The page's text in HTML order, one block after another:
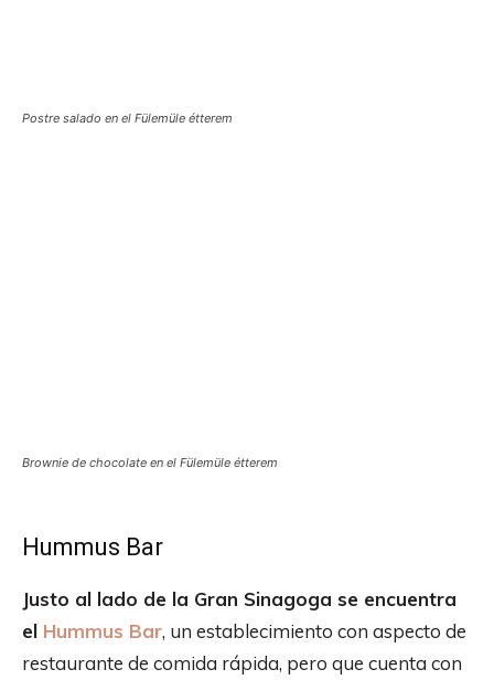
Postre salado en el Fülemüle étterem
Brownie de chocolate en el Fülemüle étterem
Hummus Bar
Justo al lado de la Gran Sinagoga se encuentra
el Hummus Bar, un establecimiento con aspecto de
restaurante de comida rápida, pero que cuenta con